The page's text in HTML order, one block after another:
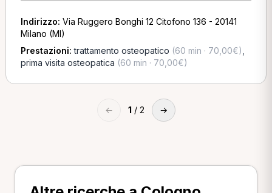
Indirizzo: Via Ruggero Bonghi 12 Citofono 136 - 20141
Milano (MI)
Prestazioni:trattamento osteopatico (60 min · 70,00€)
prima visita osteopatica (60 min · 70,00€)
← 1 / 2 →